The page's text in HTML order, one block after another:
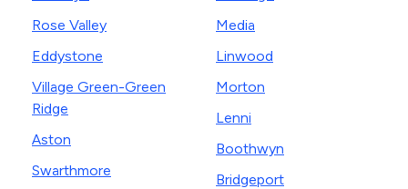
Rose Valley
Eddystone
Village Green-Green
Ridge
Aston
Swarthmore
Media
Linwood
Morton
Lenni
Boothwyn
Bridgeport